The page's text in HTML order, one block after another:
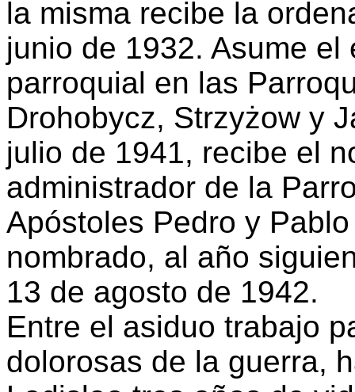
la misma recibe la
junio de 1932. Asume
parroquial en las
Drohobycz, Strzyżow y
julio de 1941, recibe el
administrador de la
Apóstoles Pedro y
nombrado, al año
13 de agosto de 1942.
Entre el asiduo trabajo
dolorosas de la guerra,